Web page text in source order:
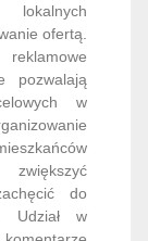
ofertą.
pozwalają
w
do
Udział w